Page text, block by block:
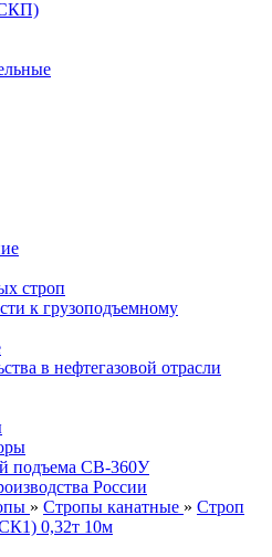
строп
к грузоподъемному
в нефтегазовой отрасли
подъема СВ-360У
России
» Стропы канатные » Строп
0,32т 10м